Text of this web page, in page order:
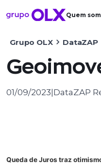
Quem
Grupo OLX DataZAP
01/09/2023|DataZAP
Queda de Juros traz